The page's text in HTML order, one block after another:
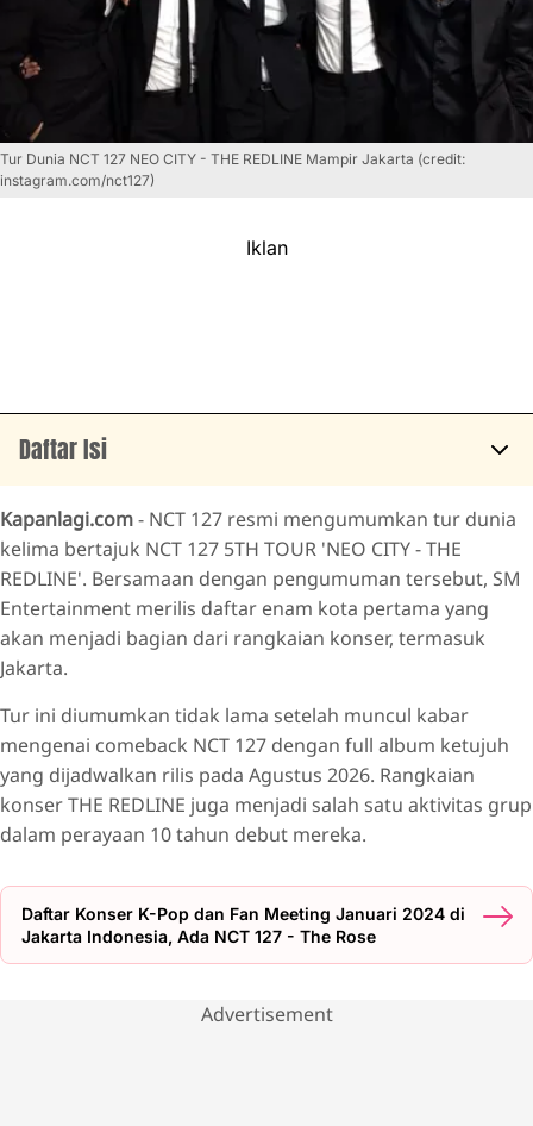
Tur Dunia NCT 127 NEO CITY - THE REDLINE Mampir Jakarta (credit:
instagram.com/nct127)
Iklan
Daftar Isi
Seoul Jadi Pembuka Rangkaian Tur Dunia
Jakarta Jadi Kota Kedua yang Disambangi
Tur Berlanjut ke Sejumlah Kota Asia
Kapanlagi.com- NCT 127 resmi mengumumkan tur dunia
kelima bertajuk NCT 127 5TH TOUR 'NEO CITY - THE
REDLINE'. Bersamaan dengan pengumuman tersebut, SM
Entertainment merilis daftar enam kota pertama yang
akan menjadi bagian dari rangkaian konser, termasuk
Jakarta.
Tur ini diumumkan tidak lama setelah muncul kabar
mengenai comeback NCT 127 dengan full album ketujuh
yang dijadwalkan rilis pada Agustus 2026. Rangkaian
konser THE REDLINE juga menjadi salah satu aktivitas grup
dalam perayaan 10 tahun debut mereka.
Daftar Konser K-Pop dan Fan Meeting Januari 2024 di
Jakarta Indonesia, Ada NCT 127 - The Rose
Advertisement